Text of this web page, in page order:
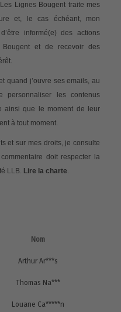
Lignes Bougent traite mes
et, le cas échéant, mon
informé(e) des actions
et de recevoir des
quand j’ouvre ses emails, au
les contenus
ainsi que le moment de leur
à tout moment.
et sur mes droits, je consulte
doit respecter la
LLB. Lire la charte.
Nom
Arthur Ar***s
Thomas Na***
Louane Ca*****n